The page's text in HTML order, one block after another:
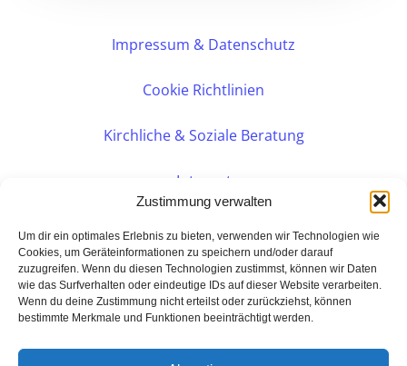
Zustimmung verwalten
Um dir ein optimales Erlebnis zu bieten, verwenden wir Technologien wie
Cookies, um Geräteinformationen zu speichern und/oder darauf
zuzugreifen. Wenn du diesen Technologien zustimmst, können wir Daten
wie das Surfverhalten oder eindeutige IDs auf dieser Website verarbeiten.
Wenn du deine Zustimmung nicht erteilst oder zurückziehst, können
bestimmte Merkmale und Funktionen beeinträchtigt werden.
Impressum & Datenschutz
Cookie Richtlinien
Kirchliche & Soziale Beratung
Intranet
PERSÖNLICHE BERATUNG
BarmeniaGothaer Agentur Rudolf